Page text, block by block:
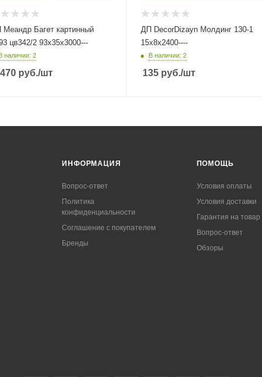
Меандр Багет картинный
3593 цв342/2 93х35х3000---
В наличии: 2
руб./шт
ДП DecorDizayn Молдинг 130-1
15х8х2400----
В наличии: 2
135 руб./шт
ИНФОРМАЦИЯ
Вопрос-ответ
Политика
конфиденциальности
Соглашение с покупателем
Бренды
ПОМОЩЬ
Условия оплаты
Условия доставки
Гарантия на товар
Вопрос-ответ
Обзоры